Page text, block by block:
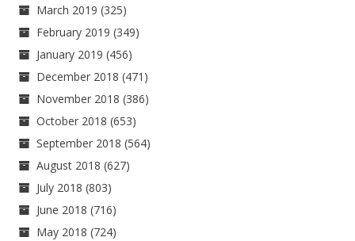
March 2019 (325)
February 2019 (349)
January 2019 (456)
December 2018 (471)
November 2018 (386)
October 2018 (653)
September 2018 (564)
August 2018 (627)
July 2018 (803)
June 2018 (716)
May 2018 (724)